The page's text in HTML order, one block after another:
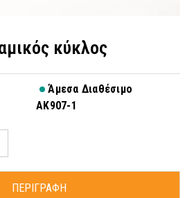
κύκλος
Άμεσα Διαθέσιμο
AK907-1
ΠΕΡΙΓΡΑΦΗ